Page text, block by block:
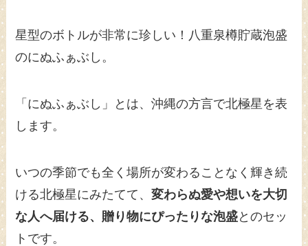
星型のボトルが非常に珍しい！八重泉樽貯蔵泡盛
のにぬふぁぶし。
「にぬふぁぶし」とは、沖縄の方言で北極星を表
します。
いつの季節でも全く場所が変わることなく輝き続
ける北極星にみたてて、変わらぬ愛や想いを大切
な人へ届ける、贈り物にぴったりな泡盛とのセッ
トです。